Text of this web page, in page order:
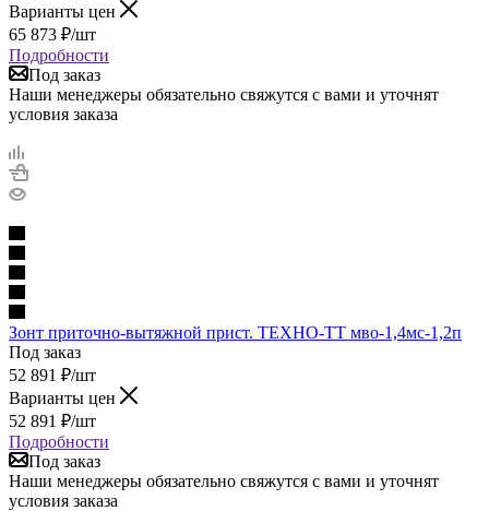
Варианты цен
65 873 ₽/шт
Подробности
Под заказ
Наши менеджеры обязательно свяжутся с вами и уточнят
условия заказа
Зонт приточно-вытяжной прист. ТЕХНО-ТТ мво-1,4мс-1,2п
Под заказ
52 891 ₽/шт
Варианты цен
52 891 ₽/шт
Подробности
Под заказ
Наши менеджеры обязательно свяжутся с вами и уточнят
условия заказа